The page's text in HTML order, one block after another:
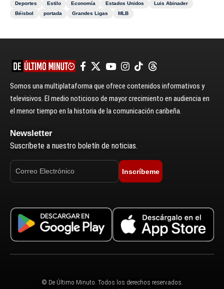
Deportes
Estilo Economía Estados Unidos
Luis Abinader
Béisbol
portada Grandes Ligas MLB
Somos una multiplataforma que ofrece contenidos informativos y
televisivos. El medio noticioso de mayor crecimiento en audiencia en
el menor tiempo en la historia de la comunicación caribeña.
Newsletter
Suscríbete a nuestro boletín de noticias.
Inscríbeme
© De Último Minuto. Todos los derechos reservados.